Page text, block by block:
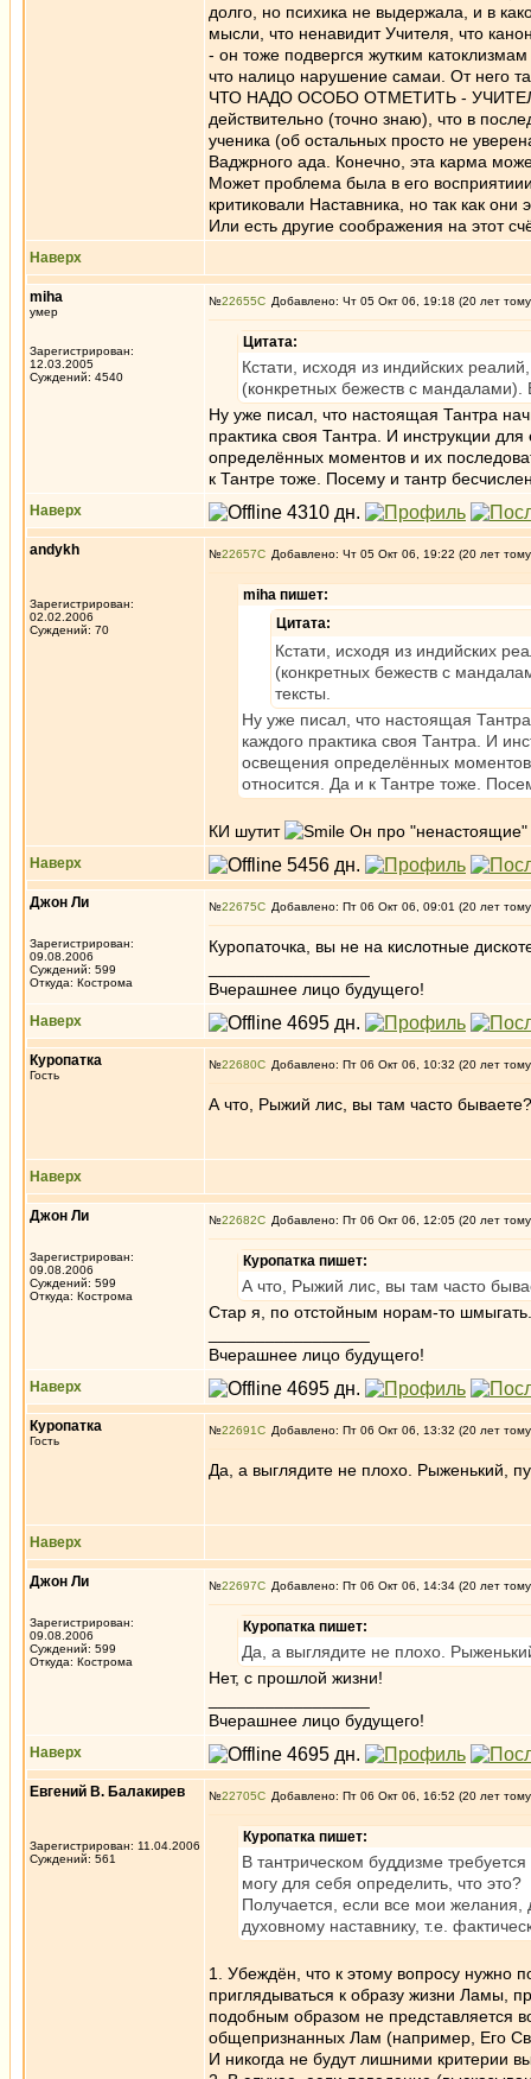
долго, но психика не выдержала, и в
мысли, что ненавидит Учителя, что
- он тоже подвергся жутким
что налицо нарушение самаи. От него
ЧТО НАДО ОСОБО ОТМЕТИТЬ -
действительно (точно знаю), что в
ученика (об остальных просто не
Ваджрного ада. Конечно, эта карма
Может проблема была в его
критиковали Наставника, но так как
Или есть другие соображения на этот
Наверх
miha
умер
Зарегистрирован:
12.03.2005
Суждений: 4540
№22655 Добавлено: Чт 05 Окт 06, 19:18 (20 лет
Цитата:
Кстати, исходя из индийских
(конкретных бежеств с
Ну уже писал, что настоящая Тантра
практика своя Тантра. И инструкции
определённых моментов и их
к Тантре тоже. Посему и тантр
Наверх
andykh
Зарегистрирован:
02.02.2006
Суждений: 70
№22657 Добавлено: Чт 05 Окт 06, 19:22 (20 лет
miha пишет:
Цитата:
Кстати, исходя из индийских
(конкретных бежеств с
тексты.
Ну уже писал, что настоящая
каждого практика своя Тантра. И
освещения определённых моментов
относится. Да и к Тантре тоже.
КИ шутит Он про "ненастоящие"
Наверх
Джон Ли
Зарегистрирован:
09.08.2006
Суждений: 599
Откуда: Кострома
№22675 Добавлено: Пт 06 Окт 06, 09:01 (20 лет
Куропаточка, вы не на кислотные
Вчерашнее лицо будущего!
Наверх
Куропатка
Гость
№22680 Добавлено: Пт 06 Окт 06, 10:32 (20 лет
А что, Рыжий лис, вы там часто бываете?
Наверх
Джон Ли
Зарегистрирован:
09.08.2006
Суждений: 599
Откуда: Кострома
№22682 Добавлено: Пт 06 Окт 06, 12:05 (20 лет
Куропатка пишет:
А что, Рыжий лис, вы там часто
Стар я, по отстойным норам-то
Вчерашнее лицо будущего!
Наверх
Куропатка
Гость
№22691 Добавлено: Пт 06 Окт 06, 13:32 (20 лет
Да, а выглядите не плохо. Рыженький,
Наверх
Джон Ли
Зарегистрирован:
09.08.2006
Суждений: 599
Откуда: Кострома
№22697 Добавлено: Пт 06 Окт 06, 14:34 (20 лет
Куропатка пишет:
Да, а выглядите не плохо.
Нет, с прошлой жизни!
Вчерашнее лицо будущего!
Наверх
Евгений В. Балакирев
Зарегистрирован: 11.04.2006
Суждений: 561
№22705 Добавлено: Пт 06 Окт 06, 16:52 (20 лет
Куропатка пишет:
В тантрическом буддизме
могу для себя определить, что
Получается, если все мои желания,
духовному наставнику, т.е.
1. Убеждён, что к этому вопросу нужно
приглядываться к образу жизни Ламы,
подобным образом не представляется
общепризнанных Лам (например, Его
И никогда не будут лишними критерии